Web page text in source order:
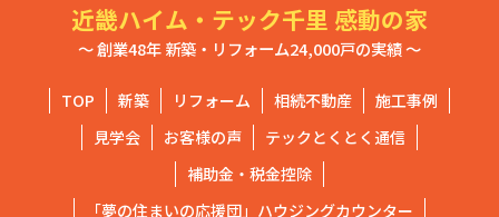
近畿ハイム・テック千里 感動の家
～ 創業48年 新築・リフォーム24,000戸の実績 ～
TOP 新築 リフォーム 相続不動産
施工事例
見学会
お客様の声
テックとくとく通信
補助金・税金控除
「夢の住まいの応援団」ハウジングカウンター